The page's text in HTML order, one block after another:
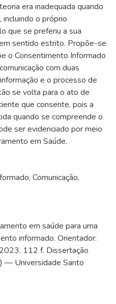
era inadequada quando
incluindo o próprio
que se preferiu a sua
sentido estrito. Propõe-se
o Consentimento Informado
com duas
e o processo de
se volta para o ato de
que consente, pois a
quando se compreende o
ser evidenciado por meio
em Saúde.
, Comunicação,
em saúde para uma
informado. Orientador:
112 f. Dissertação
— Universidade Santo